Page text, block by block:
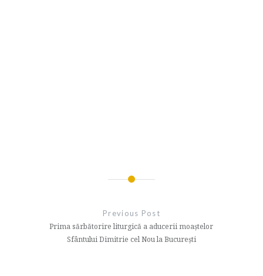
articole
Previous Post
Prima sărbătorire liturgică a aducerii moaștelor
Sfântului Dimitrie cel Nou la București